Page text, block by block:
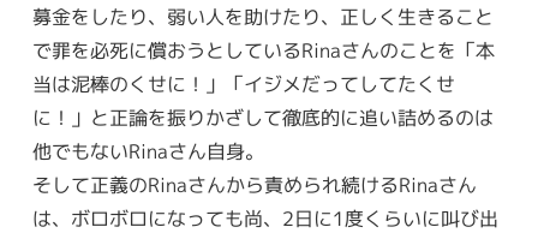
募金をしたり、弱い人を助けたり、正しく生きること
で罪を必死に償おうとしているRinaさんのことを「本
当は泥棒のくせに！」「イジメだってしてたくせ
に！」と正論を振りかざして徹底的に追い詰めるのは
他でもないRinaさん自身。
そして正義のRinaさんから責められ続けるRinaさん
は、ボロボロになっても尚、2日に1度くらいに叫び出